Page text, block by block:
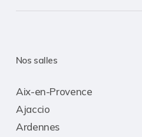
Nos salles
Aix-en-Provence
Ajaccio
Ardennes